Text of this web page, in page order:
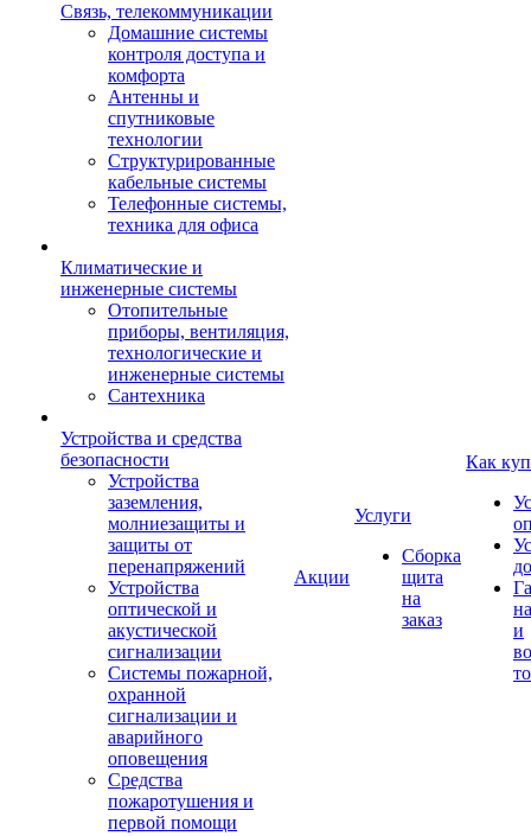
Связь, телекоммуникации
Домашние системы
контроля доступа и
комфорта
Антенны и
спутниковые
технологии
Структурированные
кабельные системы
Телефонные системы,
техника для офиса
Климатические и
инженерные системы
Отопительные
приборы, вентиляция,
технологические и
инженерные системы
Сантехника
Устройства и средства
безопасности
Устройства
заземления,
молниезащиты и
защиты от
перенапряжений
Устройства
оптической и
акустической
сигнализации
Системы пожарной,
охранной
сигнализации и
аварийного
оповещения
Средства
пожаротушения и
первой помощи
Акции
Услуги
Сборка
щита
на
заказ
Как
и